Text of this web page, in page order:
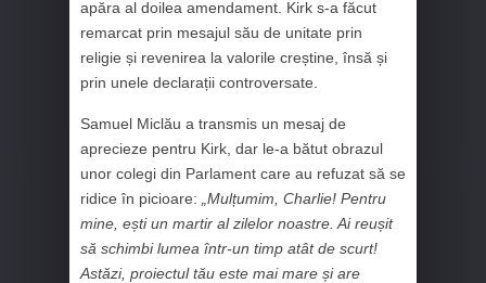
apăra al doilea amendament. Kirk s-a făcut
remarcat prin mesajul său de unitate prin
religie și revenirea la valorile creștine, însă și
prin unele declarații controversate.
Samuel Miclău a transmis un mesaj de
aprecieze pentru Kirk, dar le-a bătut obrazul
unor colegi din Parlament care au refuzat să se
ridice în picioare:
Mulțumim, Charlie! Pentru
mine, ești un martir al zilelor noastre. Ai reușit
să schimbi lumea într-un timp atât de scurt!
Astăzi, proiectul tău este mai mare și are